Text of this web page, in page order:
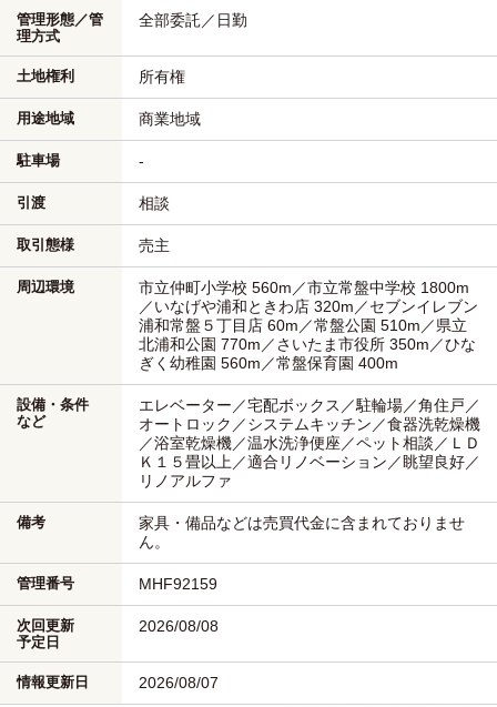
管理形態／管
理方式
全部委託／日勤
土地権利 所有権
用途地域 商業地域
駐車場 -
引渡 相談
取引態様 売主
周辺環境
市立仲町小学校 560m／市立常盤中学校 1800m
／いなげや浦和ときわ店 320m／セブンイレブン
浦和常盤５丁目店 60m／常盤公園 510m／県立
北浦和公園 770m／さいたま市役所 350m／ひな
ぎく幼稚園 560m／常盤保育園 400m
設備・条件
など
エレベーター／宅配ボックス／駐輪場／角住戸／
オートロック／システムキッチン／食器洗乾燥機
／浴室乾燥機／温水洗浄便座／ペット相談／ＬＤ
Ｋ１５畳以上／適合リノベーション／眺望良好／
リノアルファ
備考
家具・備品などは売買代金に含まれておりませ
ん。
管理番号 MHF92159
次回更新
予定日
2026/08/08
情報更新日 2026/08/07